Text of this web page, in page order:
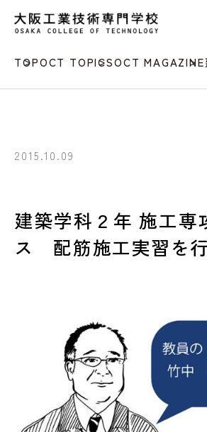
TOPOCT TOPICSOCT MAGAZINE
2015.10.09
建築学科２年 施工専
ス 配筋施工実習を